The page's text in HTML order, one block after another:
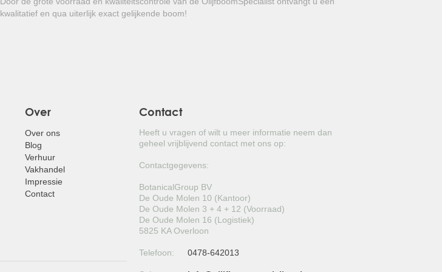
GROVE DEN
JUDASBOOM
SCHIJNHULST
PORTUGESE LAURIER
glanzend blad!
kwalitatief en qua uiterlijk exact gelijkende boom!
Over
Over ons
Blog
Verhuur
Vakhandel
Impressie
Contact
Contact
Heeft u vragen of wilt u meer informatie neem dan
geheel vrijblijvend contact met ons op:
Contactgegevens:
BotanicalGroup BV
De Oude Molen 10 (Kantoor)
De Oude Molen 3 + 4 + 12 (Voorraad)
De Oude Molen 16 (Logistiek)
5825 KA Overloon
Telefoon: 0478-642013